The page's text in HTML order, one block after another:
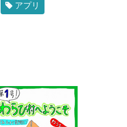
アプリ